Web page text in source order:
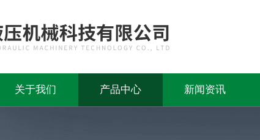
关于我们 产品中心 新闻资讯